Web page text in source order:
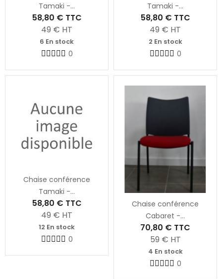
Tamaki -...
58,80 € TTC
49 € HT
6 En stock
0
Tamaki -...
58,80 € TTC
49 € HT
2 En stock
0
Chaise conférence
Tamaki -...
58,80 € TTC
49 € HT
12 En stock
0
Chaise conférence
Cabaret -...
70,80 € TTC
59 € HT
4 En stock
0